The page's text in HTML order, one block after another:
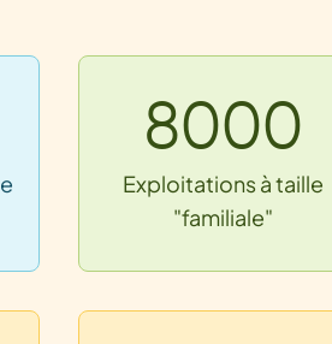
8000
Exploitations à taille
"familiale"